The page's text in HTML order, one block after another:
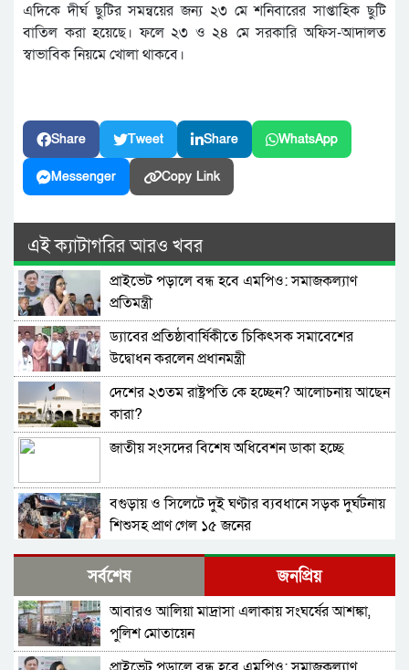
এদিকে দীর্ঘ ছুটির সমন্বয়ের জন্য ২৩ মে শনিবারের সাপ্তাহিক ছুটি
বাতিল করা হয়েছে। ফলে ২৩ ও ২৪ মে সরকারি অফিস-আদালত
স্বাভাবিক নিয়মে খোলা থাকবে।
Share Tweet Share WhatsApp
Messenger Copy Link
এই ক্যাটাগরির আরও খবর
প্রাইভেট পড়ালে বন্ধ হবে এমপিও: সমাজকল্যাণ
প্রতিমন্ত্রী
ড্যাবের প্রতিষ্ঠাবার্ষিকীতে চিকিৎসক সমাবেশের
উদ্বোধন করলেন প্রধানমন্ত্রী
দেশের ২৩তম রাষ্ট্রপতি কে হচ্ছেন? আলোচনায় আছেন
কারা?
জাতীয় সংসদের বিশেষ অধিবেশন ডাকা হচ্ছে
বগুড়ায় ও সিলেটে দুই ঘণ্টার ব্যবধানে সড়ক দুর্ঘটনায়
শিশুসহ প্রাণ গেল ১৫ জনের
বিমানবন্দরে ভিআইপি-সিআইপিসহ সবাইকে তল্লাশির
নির্দেশ
বিটিভির মহাপরিচালক হলেন কাজী জেসিন
সর্বশেষ জনপ্রিয়
আবারও আলিয়া মাদ্রাসা এলাকায় সংঘর্ষের আশঙ্কা,
পুলিশ মোতায়েন